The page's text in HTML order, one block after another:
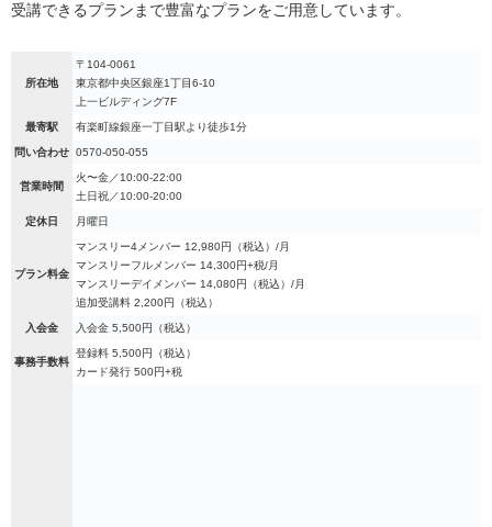
受講できるプランまで豊富なプランをご用意しています。
所在地
〒104-0061
東京都中央区銀座1丁目6-10
上一ビルディング7F
最寄駅 有楽町線銀座一丁目駅より徒歩1分
問い合わせ 0570-050-055
営業時間
火〜金／10:00-22:00
土日祝／10:00-20:00
定休日 月曜日
プラン料金
マンスリー4メンバー 12,980円（税込）/月
マンスリーフルメンバー 14,300円+税/月
マンスリーデイメンバー 14,080円（税込）/月
追加受講料 2,200円（税込）
入会金 入会金 5,500円（税込）
事務手数料
登録料 5,500円（税込）
カード発行 500円+税